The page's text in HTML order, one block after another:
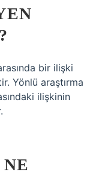
bir ilişki
Yönlü araştırma
ilişkinin